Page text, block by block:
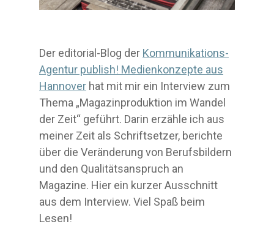
Der editorial-Blog der Kommunikations-
Agentur publish! Medienkonzepte aus
Hannover hat mit mir ein Interview zum
Thema „Magazinproduktion im Wandel
der Zeit“ geführt. Darin erzähle ich aus
meiner Zeit als Schriftsetzer, berichte
über die Veränderung von Berufsbildern
und den Qualitätsanspruch an
Magazine. Hier ein kurzer Ausschnitt
aus dem Interview. Viel Spaß beim
Lesen!